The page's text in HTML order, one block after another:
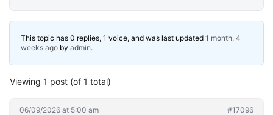
This topic has 0 replies, 1 voice, and was last updated 1 month, 4
weeks ago by admin.
Viewing 1 post (of 1 total)
06/09/2026 at 5:00 am #17096